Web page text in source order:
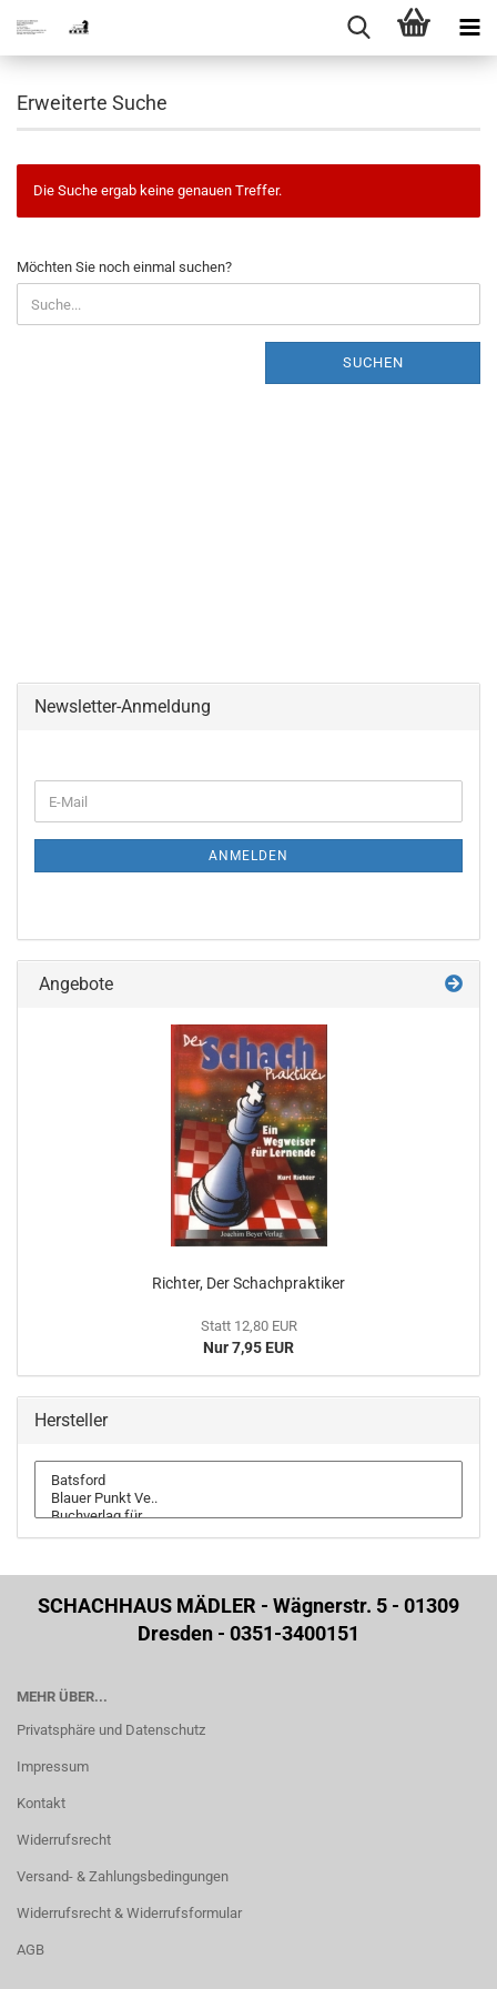
Erweiterte Suche
Die Suche ergab keine genauen Treffer.
MÖCHTEN
SIE
NOCH
EINMAL
Möchten Sie noch einmal suchen?
SUCHEN
Newsletter-Anmeldung
ZUR
E-
Mail
ANMELDEN
Angebote
Richter, Der Schachpraktiker
Statt 12,80 EUR
Nur 7,95 EUR
Hersteller
SCHACHHAUS MÄDLER - Wägnerstr. 5 - 01309
Dresden - 0351-3400151
MEHR ÜBER...
Privatsphäre und Datenschutz
Impressum
Kontakt
Widerrufsrecht
Versand- & Zahlungsbedingungen
Widerrufsrecht & Widerrufsformular
AGB